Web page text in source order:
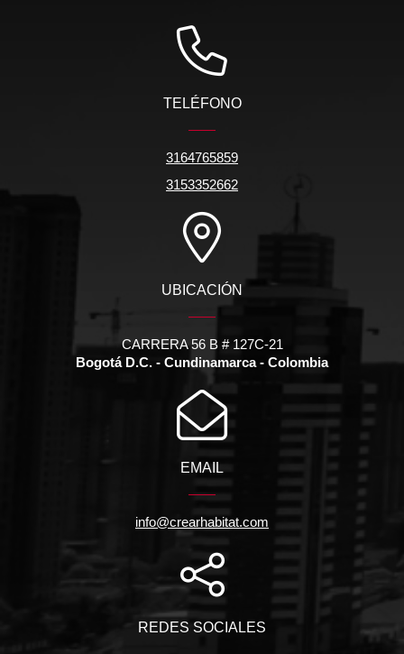
TELÉFONO
3164765859
3153352662
UBICACIÓN
CARRERA 56 B # 127C-21
Bogotá D.C. - Cundinamarca - Colombia
EMAIL
info@crearhabitat.com
REDES SOCIALES